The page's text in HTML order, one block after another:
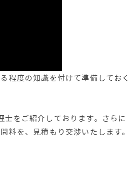
程度の知識を付けて準備しておく
をご紹介しております。さらに
料を、見積もり交渉いたします。